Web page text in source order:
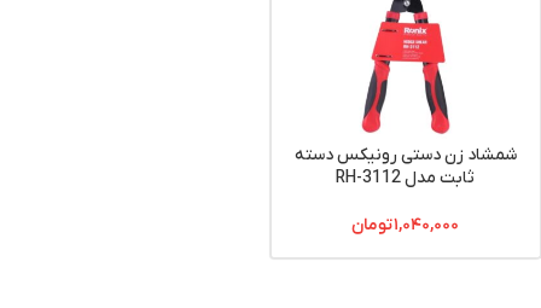
شمشاد زن دستی رونیکس دسته
ثابت مدل RH-3112
۱,۰۴۰,۰۰۰تومان